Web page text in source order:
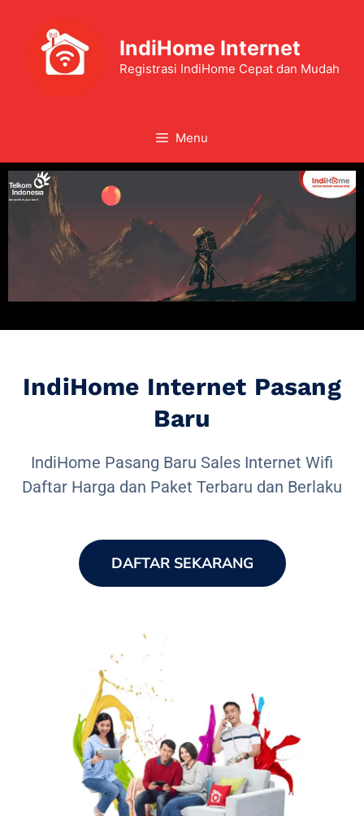
IndiHome Internet
Registrasi IndiHome Cepat dan Mudah
Menu
IndiHome Internet Pasang
Baru
IndiHome Pasang Baru Sales Internet Wifi
Daftar Harga dan Paket Terbaru dan Berlaku
DAFTAR SEKARANG